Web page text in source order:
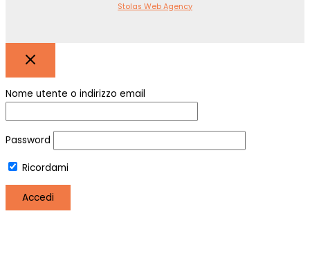
Stolas Web Agency
Nome utente o indirizzo email
Password
Ricordami